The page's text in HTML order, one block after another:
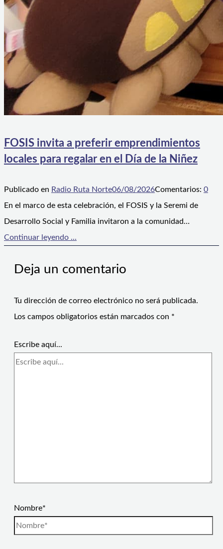
FOSIS invita a preferir emprendimientos
locales para regalar en el Día de la Niñez
Publicado en Radio Ruta Norte06/08/2026Comentarios: 0
En el marco de esta celebración, el FOSIS y la Seremi de
Desarrollo Social y Familia invitaron a la comunidad…
Continuar leyendo ...
Deja un comentario
Tu dirección de correo electrónico no será publicada.
Los campos obligatorios están marcados con *
Escribe aquí...
Nombre*